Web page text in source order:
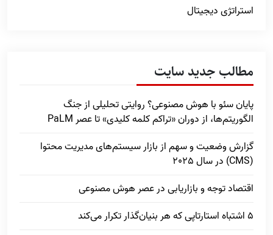
استراتژی دیجیتال
مطالب جدید سایت
پایان سئو با هوش مصنوعی؟ روایتی تحلیلی از جنگ
الگوریتم‌ها، از دوران «تراکم کلمه کلیدی» تا عصر PaLM
گزارش وضعیت و سهم از بازار سیستم‌های مدیریت محتوا
(CMS) در سال 2025
اقتصاد توجه و بازاریابی در عصر هوش مصنوعی
5 اشتباه استارتاپی که هر بنیان‌گذار تکرار می‌کند